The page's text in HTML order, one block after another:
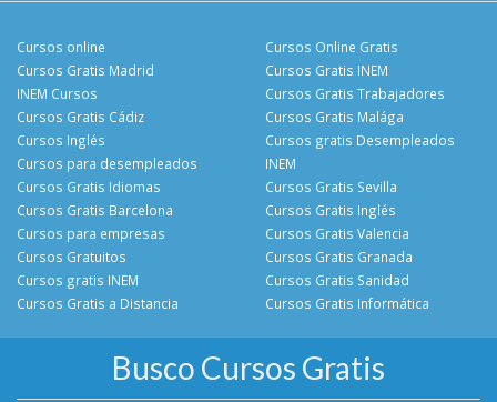
Cursos online
Cursos Gratis Madrid
INEM Cursos
Cursos Gratis Cádiz
Cursos Online Gratis
Cursos Gratis INEM
Cursos Gratis Trabajadores
Cursos Gratis Malága
Cursos Inglés
Cursos para desempleados
Cursos Gratis Idiomas
Cursos Gratis Barcelona
Cursos gratis Desempleados
INEM
Cursos Gratis Sevilla
Cursos Gratis Inglés
Cursos para empresas
Cursos Gratuitos
Cursos gratis INEM
Cursos Gratis a Distancia
Cursos Gratis Valencia
Cursos Gratis Granada
Cursos Gratis Sanidad
Cursos Gratis Informática
Busco Cursos Gratis